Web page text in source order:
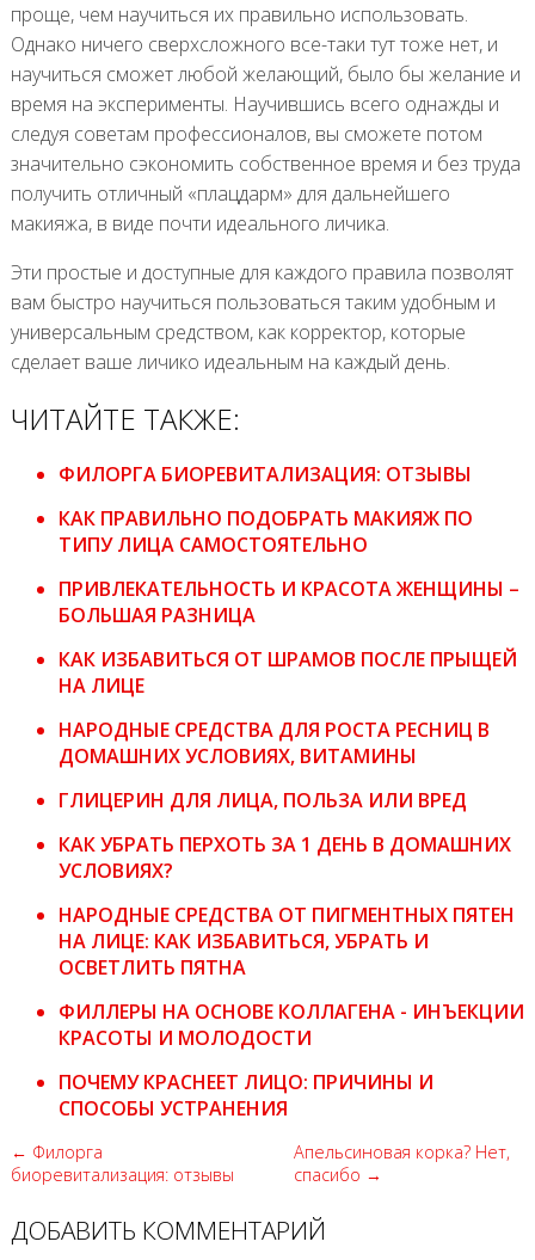
проще, чем научиться их правильно использовать.
Однако ничего сверхсложного все-таки тут тоже нет, и
научиться сможет любой желающий, было бы желание и
время на эксперименты. Научившись всего однажды и
следуя советам профессионалов, вы сможете потом
значительно сэкономить собственное время и без труда
получить отличный «плацдарм» для дальнейшего
макияжа, в виде почти идеального личика.
Эти простые и доступные для каждого правила позволят
вам быстро научиться пользоваться таким удобным и
универсальным средством, как корректор, которые
сделает ваше личико идеальным на каждый день.
ЧИТАЙТЕ ТАКЖЕ:
ФИЛОРГА БИОРЕВИТАЛИЗАЦИЯ: ОТЗЫВЫ
КАК ПРАВИЛЬНО ПОДОБРАТЬ МАКИЯЖ ПО
ТИПУ ЛИЦА САМОСТОЯТЕЛЬНО
ПРИВЛЕКАТЕЛЬНОСТЬ И КРАСОТА ЖЕНЩИНЫ –
БОЛЬШАЯ РАЗНИЦА
КАК ИЗБАВИТЬСЯ ОТ ШРАМОВ ПОСЛЕ ПРЫЩЕЙ
НА ЛИЦЕ
НАРОДНЫЕ СРЕДСТВА ДЛЯ РОСТА РЕСНИЦ В
ДОМАШНИХ УСЛОВИЯХ, ВИТАМИНЫ
ГЛИЦЕРИН ДЛЯ ЛИЦА, ПОЛЬЗА ИЛИ ВРЕД
КАК УБРАТЬ ПЕРХОТЬ ЗА 1 ДЕНЬ В ДОМАШНИХ
УСЛОВИЯХ?
НАРОДНЫЕ СРЕДСТВА ОТ ПИГМЕНТНЫХ ПЯТЕН
НА ЛИЦЕ: КАК ИЗБАВИТЬСЯ, УБРАТЬ И
ОСВЕТЛИТЬ ПЯТНА
ФИЛЛЕРЫ НА ОСНОВЕ КОЛЛАГЕНА - ИНЪЕКЦИИ
КРАСОТЫ И МОЛОДОСТИ
ПОЧЕМУ КРАСНЕЕТ ЛИЦО: ПРИЧИНЫ И
СПОСОБЫ УСТРАНЕНИЯ
← Филорга
биоревитализация: отзывы
Апельсиновая корка? Нет,
спасибо →
ДОБАВИТЬ КОММЕНТАРИЙ